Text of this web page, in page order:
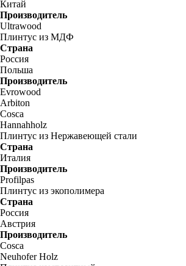
Китай
Производитель
Ultrawood
Плинтус из МДФ
Страна
Россия
Польша
Производитель
Evrowood
Arbiton
Cosca
Hannahholz
Плинтус из Нержавеющей стали
Страна
Италия
Производитель
Profilpas
Плинтус из экополимера
Страна
Россия
Австрия
Производитель
Cosca
Neuhofer Holz